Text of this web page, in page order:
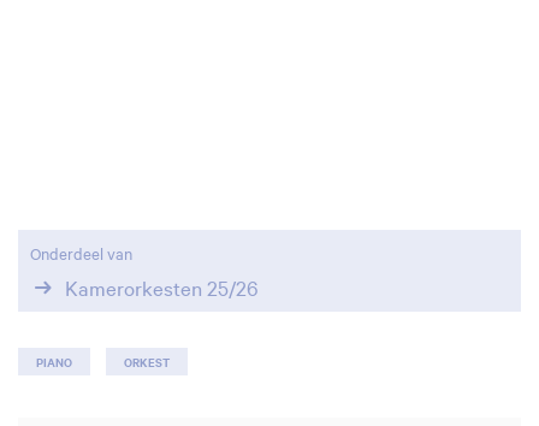
Onderdeel van
Kamerorkesten 25/26
PIANO ORKEST